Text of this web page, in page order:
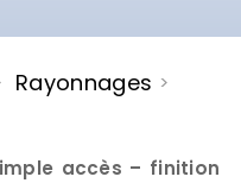
Rayonnages >
accès – finition